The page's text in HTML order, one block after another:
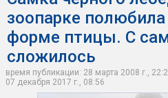
зоопарке
форме птицы. С
сложилось
время публикации: 28 марта 2008 г.,
07 декабря 2017 г., 08:56